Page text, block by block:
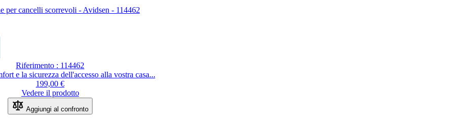
per cancelli scorrevoli - Avidsen - 114462
Riferimento : 114462
e la sicurezza dell'accesso alla vostra casa...
199,00 €
Vedere il prodotto
Aggiungi al confronto